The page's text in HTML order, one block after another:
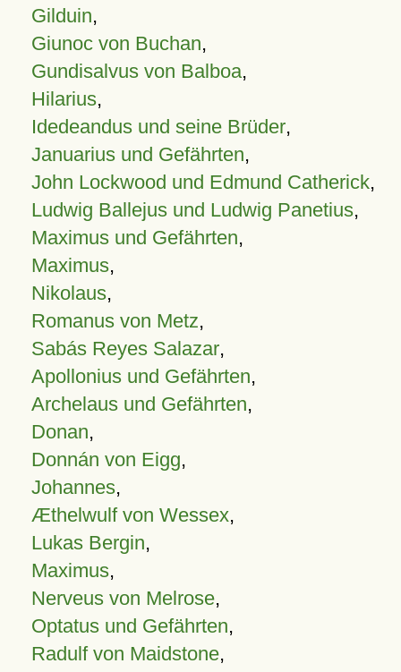
Gilduin,
Giunoc von Buchan,
Gundisalvus von Balboa,
Hilarius,
Idedeandus und seine Brüder,
Januarius und Gefährten,
John Lockwood und Edmund Catherick,
Ludwig Ballejus und Ludwig Panetius,
Maximus und Gefährten,
Maximus,
Nikolaus,
Romanus von Metz,
Sabás Reyes Salazar,
Apollonius und Gefährten,
Archelaus und Gefährten,
Donan,
Donnán von Eigg,
Johannes,
Æthelwulf von Wessex,
Lukas Bergin,
Maximus,
Nerveus von Melrose,
Optatus und Gefährten,
Radulf von Maidstone,